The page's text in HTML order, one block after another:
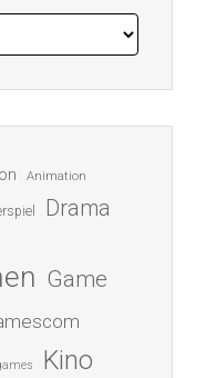
Animation
Drama
Game
Kino